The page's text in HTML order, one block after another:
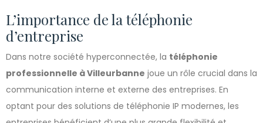
L’importance de la téléphonie
d’entreprise
Dans notre société hyperconnectée, la téléphonie
professionnelle à Villeurbanne joue un rôle crucial dans la
communication interne et externe des entreprises. En
optant pour des solutions de téléphonie IP modernes, les